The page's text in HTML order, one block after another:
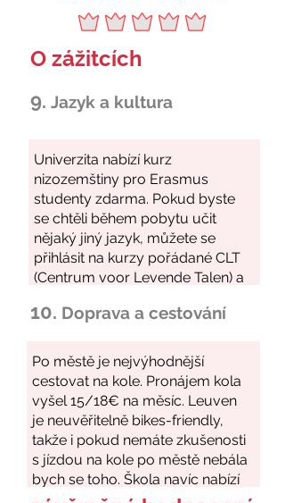
O zážitcích
9. Jazyk a kultura
10. Doprava a cestování